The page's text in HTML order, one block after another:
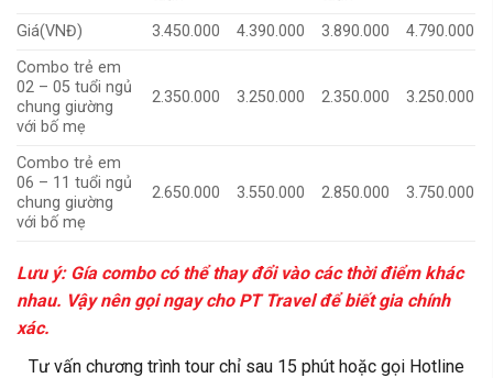
Giá(VNĐ) 3.450.000 4.390.000 3.890.000
4.790.000
Combo trẻ em
02 – 05 tuổi ngủ
chung giường
với bố mẹ
2.350.000 3.250.000 2.350.000 3.250.000
Combo trẻ em
06 – 11 tuổi ngủ
chung giường
với bố mẹ
2.650.000 3.550.000 2.850.000 3.750.000
Lưu ý: Gía combo có thể thay đổi vào các thời điểm khác
nhau. Vậy nên gọi ngay cho PT Travel để biết gia chính
xác.
Tư vấn chương trình tour chỉ sau 15 phút hoặc gọi Hotline